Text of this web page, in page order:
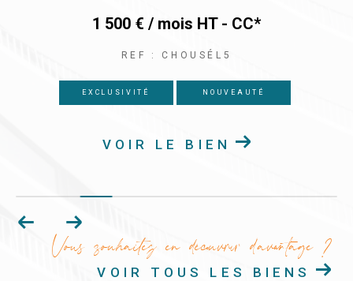
1 500 € / mois HT - CC*
REF : LECATALPA
NOUVEAUTÉ
VOIR LE BIEN
Vous souhaitez en découvrir d'avantage ?
VOIR TOUS LES BIENS